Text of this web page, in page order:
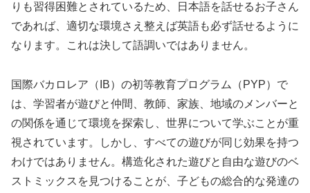
りも習得困難とされているため、日本語を話せるお子さん
であれば、適切な環境さえ整えば英語も必ず話せるように
なります。これは決して語調いではありません。
国際バカロレア（IB）の初等教育プログラム（PYP）で
は、学習者が遊びと仲間、教師、家族、地域のメンバーと
の関係を通じて環境を探索し、世界について学ぶことが重
視されています。しかし、すべての遊びが同じ効果を持つ
わけではありません。構造化された遊びと自由な遊びのベ
ストミックスを見つけることが、子どもの総合的な発達の